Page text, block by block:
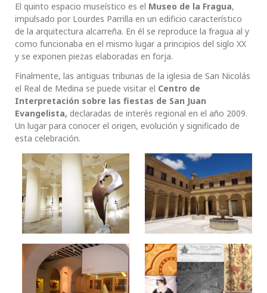
El quinto espacio museístico es el Museo de la Fragua,
impulsado por Lourdes Parrilla en un edificio característico
de la arquitectura alcarreña. En él se reproduce la fragua al y
como funcionaba en el mismo lugar a principios del siglo XX
y se exponen piezas elaboradas en forja.
Finalmente, las antiguas tribunas de la iglesia de San Nicolás
el Real de Medina se puede visitar el Centro de
Interpretación sobre las fiestas de San Juan
Evangelista, declaradas de interés regional en el año 2009.
Un lugar para conocer el origen, evolución y significado de
esta celebración.